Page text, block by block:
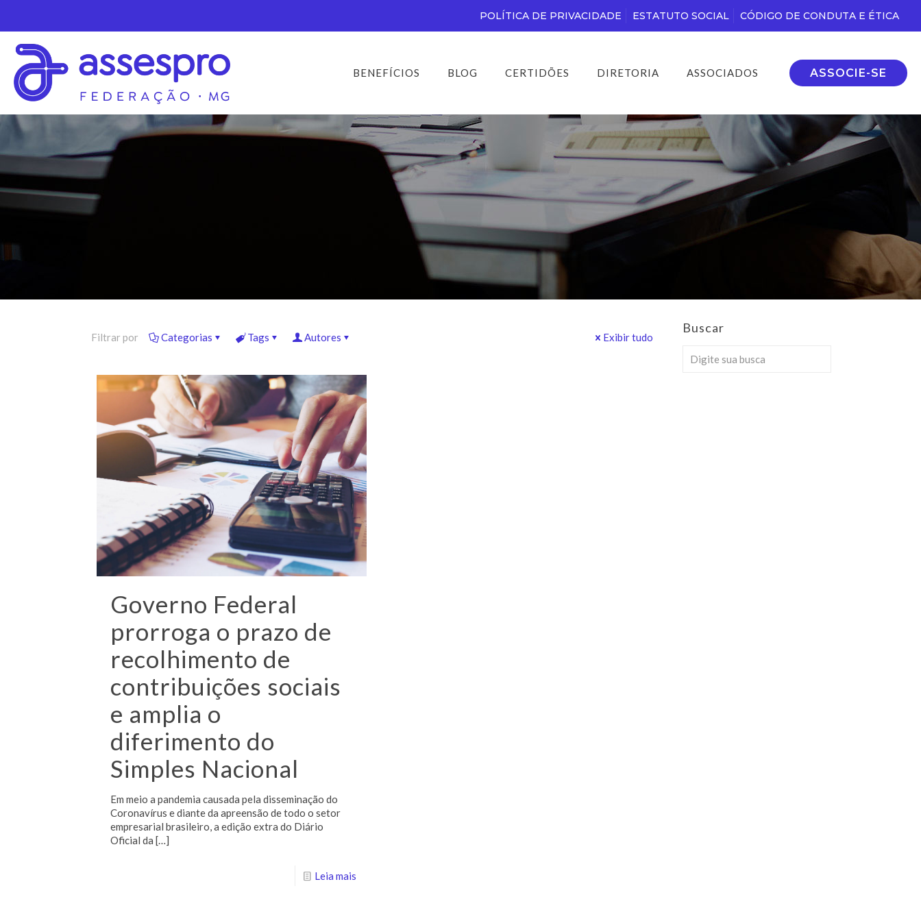
POLÍTICA DE PRIVACIDADE ESTATUTO SOCIAL CÓDIGO DE CONDUTA E ÉTICA
BENEFÍCIOS BLOG CERTIDÕES DIRETORIA ASSOCIADOS ASSOCIE-SE
Filtrar por Categorias Tags Autores Exibir tudo
Governo Federal
prorroga o prazo de
recolhimento de
contribuições sociais
e amplia o
diferimento do
Simples Nacional
Em meio a pandemia causada pela disseminação do
Coronavírus e diante da apreensão de todo o setor
empresarial brasileiro, a edição extra do Diário
Oficial da […]
Leia mais
Buscar